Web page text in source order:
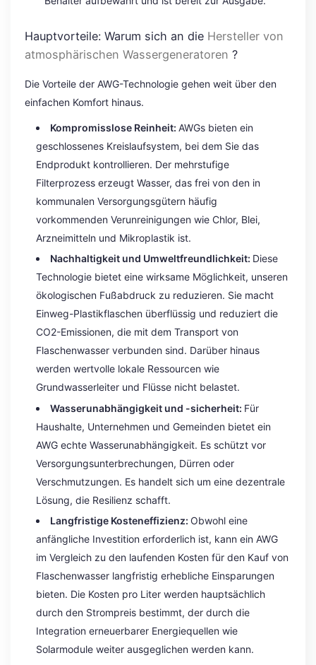
Hauptvorteile: Warum sich an die Hersteller von
atmosphärischen Wassergeneratoren ?
Die Vorteile der AWG-Technologie gehen weit über den
einfachen Komfort hinaus.
Kompromisslose Reinheit:AWGs bieten ein
geschlossenes Kreislaufsystem, bei dem Sie das
Endprodukt kontrollieren. Der mehrstufige
Filterprozess erzeugt Wasser, das frei von den in
kommunalen Versorgungsgütern häufig
vorkommenden Verunreinigungen wie Chlor, Blei,
Arzneimitteln und Mikroplastik ist.
Nachhaltigkeit und Umweltfreundlichkeit: Diese
Technologie bietet eine wirksame Möglichkeit, unseren
ökologischen Fußabdruck zu reduzieren. Sie macht
Einweg-Plastikflaschen überflüssig und reduziert die
CO2-Emissionen, die mit dem Transport von
Flaschenwasser verbunden sind. Darüber hinaus
werden wertvolle lokale Ressourcen wie
Grundwasserleiter und Flüsse nicht belastet.
Wasserunabhängigkeit und -sicherheit: Für
Haushalte, Unternehmen und Gemeinden bietet ein
AWG echte Wasserunabhängigkeit. Es schützt vor
Versorgungsunterbrechungen, Dürren oder
Verschmutzungen. Es handelt sich um eine dezentrale
Lösung, die Resilienz schafft.
Langfristige Kosteneffizienz:Obwohl eine
anfängliche Investition erforderlich ist, kann ein AWG
im Vergleich zu den laufenden Kosten für den Kauf von
Flaschenwasser langfristig erhebliche Einsparungen
bieten. Die Kosten pro Liter werden hauptsächlich
durch den Strompreis bestimmt, der durch die
Integration erneuerbarer Energiequellen wie
Solarmodule weiter ausgeglichen werden kann.